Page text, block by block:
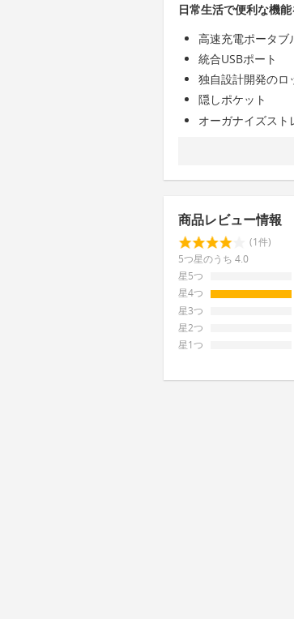
日常生活で便利な機
高速充電ポータブ
統合USBポート
独自設計開発のロ
隠しポケット
オーガナイズスト
商品レビュー情報
(1件)
5つ星のうち 4.0
星5つ
星4つ
星3つ
星2つ
星1つ